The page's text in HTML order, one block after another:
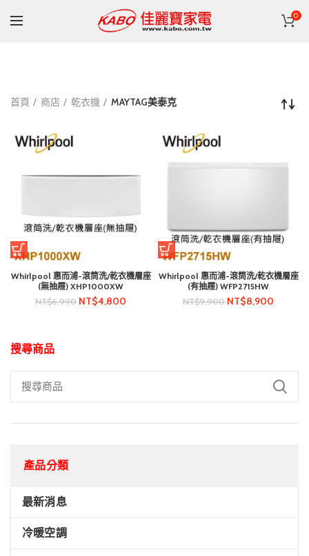
0
搜尋商品
產品分類
最新消息
冷暖空調
首頁 商店 乾衣機 MAYTAG美泰克
Whirlpool 惠而浦-滾筒洗/乾衣機層座
(無抽屜) XHP1000XW
NT$6,990 NT$4,800
Whirlpool 惠而浦-滾筒洗/乾衣機層座
(有抽屜) WFP2715HW
NT$9,900 NT$8,900